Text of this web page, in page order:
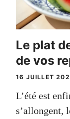
Le plat
de vos
16 JUILLET
L’été est
s’allongent,